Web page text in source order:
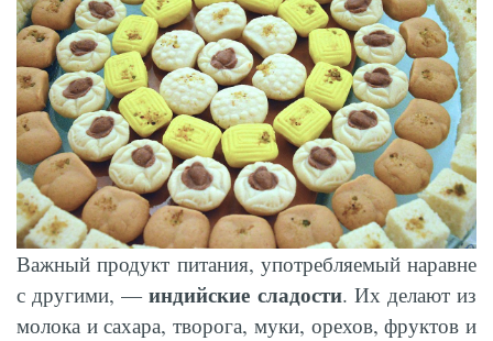
Важный продукт питания, употребляемый наравне
с другими, —индийские сладости. Их делают из
молока и сахара, творога, муки, орехов, фруктов и